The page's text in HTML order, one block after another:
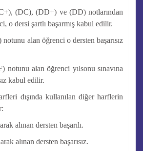
(DC), (DD+) ve (DD) notlarından
o dersi şartlı başarmış kabul edilir.
alan öğrenci o dersten başarısız
notunu alan öğrenci yılsonu sınavına
kabul edilir.
dışında kullanılan diğer harflerin
alınan dersten başarılı.
alınan dersten başarısız.